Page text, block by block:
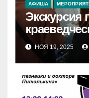
АФИША
Экскурсия
НОЯ 19, 2025